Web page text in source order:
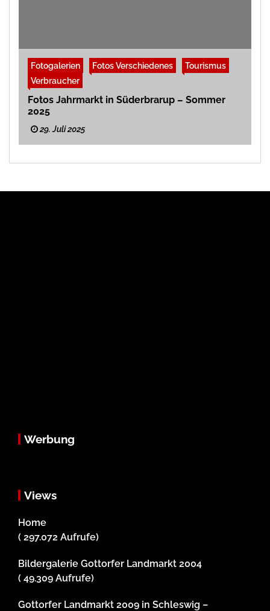
Fotogalerien Fotos Verschiedenes
Tourismus
Verbraucher
Fotos Jahrmarkt in Süderbrarup – Sommer
2025
29. Juli 2025
Werbung
Views
Home
( 297.072 Aufrufe)
Bildergalerie Gottorfer Landmarkt 2004
( 49.309 Aufrufe)
Gottorfer Landmarkt 2009 in Schleswig –